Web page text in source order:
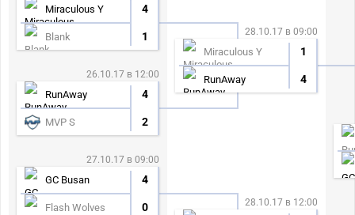
Miraculous Y 4
Blank 1
26.10.17 в 12:00
RunAway 4
MVP S 2
27.10.17 в 09:00
GC Busan 4
Flash Wolves 0
28.10.17 в 09:00
Miraculous Y 1
RunAway 4
28.10.17 в 12:00